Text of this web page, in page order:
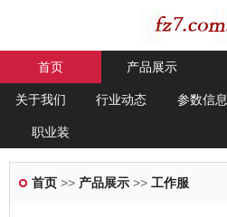
首页 产品展示
关于我们 行业动态 参数信息
职业装
首页 >> 产品展示 >> 工作服